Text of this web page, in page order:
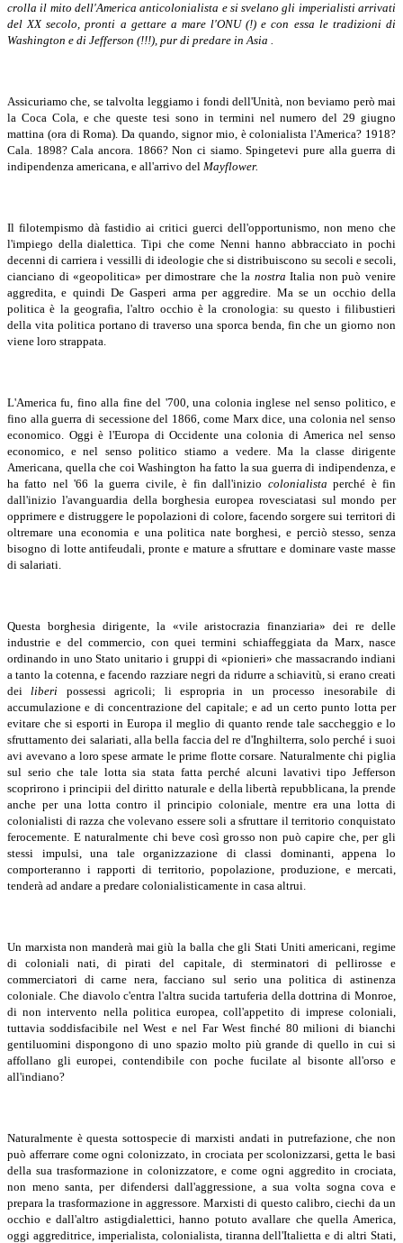
crolla il mito dell'America anticolonialista e si svelano gli imperialisti arrivati
del XX secolo, pronti a gettare a mare l'ONU (!) e con essa le tradizioni di
Washington e di Jefferson (!!!), pur di predare in Asia .
Assicuriamo che, se talvolta leggiamo i fondi dell'Unità, non beviamo però mai
la Coca Cola, e che queste tesi sono in termini nel numero del 29 giugno
mattina (ora di Roma).Da quando, signor mio, è colonialista l'America? 1918?
Cala. 1898? Cala ancora. 1866? Non ci siamo. Spingetevi pure alla guerra di
indipendenza americana, e all'arrivo del Mayflower.
Il filotempismo dà fastidio ai critici guerci dell'opportunismo, non meno che
l'impiego della dialettica. Tipi che come Nenni hanno abbracciato in pochi
decenni di carriera i vessilli di ideologie che si distribuiscono su secoli e secoli,
cianciano di «geopolitica» per dimostrare che la nostra Italia non può venire
aggredita, e quindi De Gasperi arma per aggredire. Ma se un occhio della
politica è la geografia, l'altro occhio è la cronologia: su questo i filibustieri
della vita politica portano di traverso una sporca benda, fin che un giorno non
viene loro strappata.
L'America fu, fino alla fine del '700, una colonia inglese nel senso politico, e
fino alla guerra di secessione del 1866, come Marx dice, una colonia nel senso
economico. Oggi è l'Europa di Occidente una colonia di America nel senso
economico, e nel senso politico stiamo a vedere.Ma la classe dirigente
Americana, quella che coi Washington ha fatto la sua guerra di indipendenza, e
ha fatto nel '66 la guerra civile, è fin dall'inizio colonialistaperché è fin
dall'inizio l'avanguardia della borghesia europea rovesciatasi sul mondo per
opprimere e distruggere le popolazioni di colore, facendo sorgere sui territori di
oltremare una economia e una politica nate borghesi, e perciò stesso, senza
bisogno di lotte antifeudali, pronte e mature a sfruttare e dominare vaste masse
di salariati.
Questa borghesia dirigente, la «vile aristocrazia finanziaria» dei re delle
industrie e del commercio, con quei termini schiaffeggiata da Marx, nasce
ordinando in uno Stato unitario i gruppi di «pionieri» che massacrando indiani
a tanto la cotenna, e facendo razziare negri da ridurre a schiavitù, si erano creati
deiliberi possessi agricoli; li espropria in un processo inesorabile di
accumulazione e di concentrazione del capitale; e ad un certo punto lotta per
evitare che si esporti in Europa il meglio di quanto rende tale saccheggio e lo
sfruttamento dei salariati, alla bella faccia del re d'Inghilterra, solo perché i suoi
avi avevano a loro spese armate le prime flotte corsare. Naturalmente chi piglia
sul serio che tale lotta sia stata fatta perché alcuni lavativi tipo Jefferson
scoprirono i principii del diritto naturale e della libertà repubblicana, la prende
anche per una lotta contro il principio coloniale, mentre era una lotta di
colonialisti di razza che volevano essere soli a sfruttare il territorio conquistato
ferocemente. E naturalmente chi beve così grosso non può capire che, per gli
stessi impulsi, una tale organizzazione di classi dominanti, appena lo
comporteranno i rapporti di territorio, popolazione, produzione, e mercati,
tenderà ad andare a predare colonialisticamente in casa altrui.
Un marxista non manderà mai giù la balla che gli Stati Uniti americani, regime
di coloniali nati, di pirati del capitale, di sterminatori di pellirosse e
commerciatori di carne nera, facciano sul serio una politica di astinenza
coloniale. Che diavolo c'entra l'altra sucida tartuferia della dottrina di Monroe,
di non intervento nella politica europea, coll'appetito di imprese coloniali,
tuttavia soddisfacibile nel West e nel Far West finché 80 milioni di bianchi
gentiluomini dispongono di uno spazio molto più grande di quello in cui si
affollano gli europei, contendibile con poche fucilate al bisonte all'orso e
all'indiano?
Naturalmente è questa sottospecie di marxisti andati in putrefazione, che non
può afferrare come ogni colonizzato, in crociata per scolonizzarsi, getta le basi
della sua trasformazione in colonizzatore, e come ogni aggredito in crociata,
non meno santa, per difendersi dall'aggressione, a sua volta sogna cova e
prepara la trasformazione in aggressore. Marxisti di questo calibro, ciechi da un
occhio e dall'altro astigdialettici, hanno potuto avallare che quella America,
oggi aggreditrice, imperialista, colonialista, tiranna dell'Italietta e di altri Stati,